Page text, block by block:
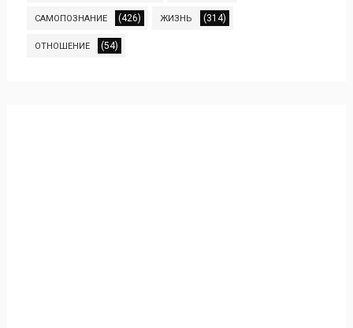
САМОПОЗНАНИЕ (426) ЖИЗНЬ (314)
ОТНОШЕНИЕ (54)